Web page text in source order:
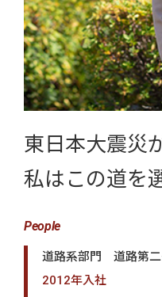
東日本大震災
私はこの道を
People
道路系部門 道路第二
2012年入社